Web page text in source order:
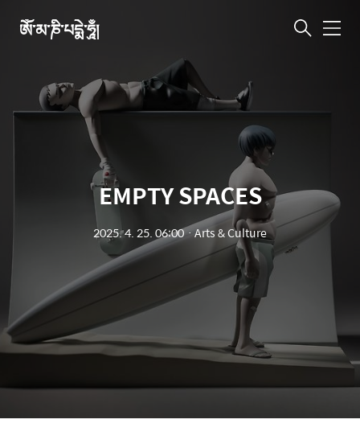
ཨོཾ་མ་ཎི་པདྨེ་ཧཱུྃ། 메
EMPTY SPACES
2025. 4. 25. 06:00ㆍArts & Culture